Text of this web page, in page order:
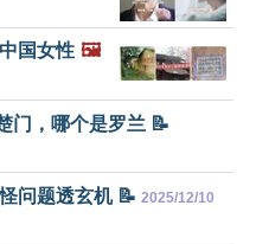
国女性 🖼️
门，哪个是罗兰 📝
问题透玄机 📝 2025/12/10